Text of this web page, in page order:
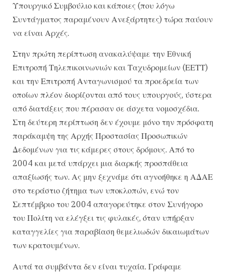
Υπουργικό Συμβούλιο και κάποιες (που λόγω
Συντάγματος παραμένουν Ανεξάρτητες) τώρα παύουν
να είναι Αρχές.
Στην πρώτη περίπτωση ανακαλύψαμε την Εθνική
Επιτροπή Τηλεπικοινωνιών και Ταχυδρομείων (ΕΕΤΤ)
και την Επιτροπή Ανταγωνισμού τα προεδρεία των
οποίων πλέον διορίζονται από τους υπουργούς, ύστερα
από διατάξεις που πέρασαν σε άσχετα νομοσχέδια.
Στη δεύτερη περίπτωση δεν έχουμε μόνο την πρόσφατη
παράκαμψη της Αρχής Προστασίας Προσωπικών
Δεδομένων για τις κάμερες στους δρόμους. Από το
2004 και μετά υπάρχει μια διαρκής προσπάθεια
απαξίωσής των. Ας μην ξεχνάμε ότι αγνοήθηκε η ΑΔΑΕ
στο τεράστιο ζήτημα των υποκλοπών, ενώ τον
Σεπτέμβριο του 2004 απαγορεύτηκε στον Συνήγορο
του Πολίτη να ελέγξει τις φυλακές, όταν υπήρξαν
καταγγελίες για παραβίαση θεμελιωδών δικαιωμάτων
των κρατουμένων.
Αυτά τα συμβάντα δεν είναι τυχαία. Γράφαμε